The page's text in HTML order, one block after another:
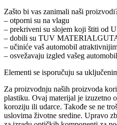
Zašto bi vas zanimali naši
– otporni su na vlagu
– prekriveni su slojem koji štiti od
– dobili su TUV
– učiniće vaš automobil
– osvežavaju izgled vašeg
Elementi se isporučuju sa
Za proizvodnju naših proizvoda
plastiku. Ovaj materijal je izuzetno
koroziju ili udarce. Takođe se ne
uslovima životne sredine. Upravo